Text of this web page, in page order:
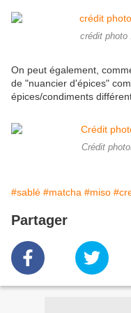
crédit photo
On peut également,
de "nuancier d'épices"
épices/condiments
Crédit
#sablé #matcha #miso
Partager